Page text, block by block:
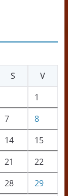
S
V
1
7
8
14
15
21
22
28
29